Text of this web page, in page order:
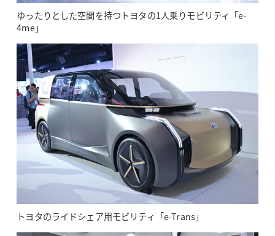
ゆったりとした空間を持つトヨタの1人乗りモビリティ「e-
4me」
トヨタのライドシェア用モビリティ「e-Trans」